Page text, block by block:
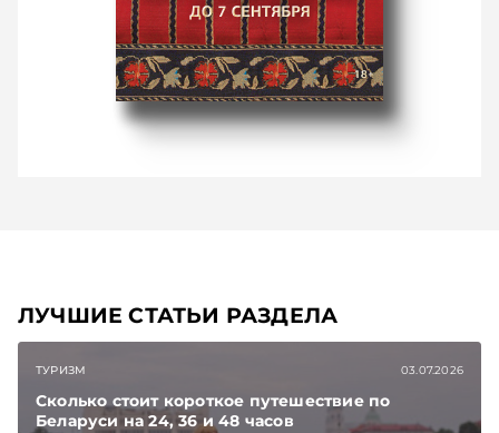
ЛУЧШИЕ СТАТЬИ РАЗДЕЛА
ТУРИЗМ 03.07.2026
Сколько стоит короткое путешествие по
Беларуси на 24, 36 и 48 часов